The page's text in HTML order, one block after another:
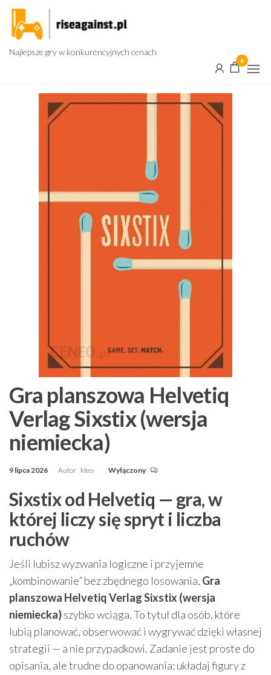
Przejdź
treści
Najlepsze gry w konkurencyjnych cenach
0
Gra planszowa Helvetiq
Verlag Sixstix (wersja
niemiecka)
9 lipca 2026 Autor kleo Wyłączony
Sixstix od Helvetiq — gra, w
której liczy się spryt i liczba
ruchów
Jeśli lubisz wyzwania logiczne i przyjemne
„kombinowanie” bez zbędnego losowania, Gra
planszowa Helvetiq Verlag Sixstix (wersja
niemiecka)szybko wciąga. To tytuł dla osób, które
lubią planować, obserwować i wygrywać dzięki własnej
strategii — a nie przypadkowi. Zadanie jest proste do
opisania, ale trudne do opanowania: układaj figury z